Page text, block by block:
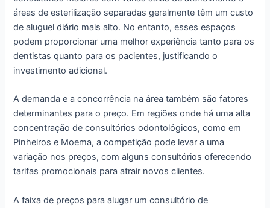
áreas de esterilização separadas geralmente têm um custo
de aluguel diário mais alto. No entanto, esses espaços
podem proporcionar uma melhor experiência tanto para os
dentistas quanto para os pacientes, justificando o
investimento adicional.
A demanda e a concorrência na área também são fatores
determinantes para o preço. Em regiões onde há uma alta
concentração de consultórios odontológicos, como em
Pinheiros e Moema, a competição pode levar a uma
variação nos preços, com alguns consultórios oferecendo
tarifas promocionais para atrair novos clientes.
A faixa de preços para alugar um consultório de